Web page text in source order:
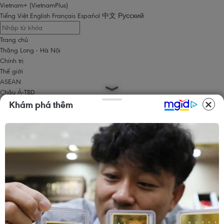
Vietnam+ (VietnamPlus)
Tiếng Việt English Français Español 中文 Русский
Trang chủ
Thăng Long - Hà Nội
Chính trị
Thế giới
ASEAN
Châu Á-TBD
Trung Đông
Châu Mỹ
Kinh tế
Kinh doanh
Tín dụng nông thôn
Chứng khoán
Bất động sản
Doanh nghiệp
Thông tin doanh nghiệp
Khám phá thêm